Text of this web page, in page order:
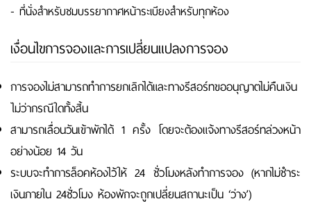
- ที่นั่งสำหรับชมบรรยากาศหน้าระเบียงสำหรับทุกห้อง
เงื่อนไขการจองและการเปลี่ยนแปลงการจอง
การจองไม่สามารถทำการยกเลิกได้และทางรีสอร์ทขออนุญาตไม่คืนเงิน
ไม่ว่ากรณีใดทั้งสิ้น
สามารถเลื่อนวันเข้าพักได้ 1 ครั้ง โดยจะต้องแจ้งทางรีสอร์ทล่วงหน้า
อย่างน้อย 14 วัน
ระบบจะทำการล็อคห้องไว้ให้ 24 ชั่วโมงหลังทำการจอง (หากไม่ชำระ
เงินภายใน 24ชั่วโมง ห้องพักจะถูกเปลี่ยนสถานะเป็น ‘ว่าง’)